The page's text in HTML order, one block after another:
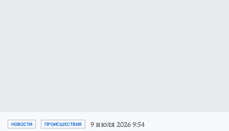
НОВОСТИ ПРОИСШЕСТВИЯ 9 июля 2026 9:54